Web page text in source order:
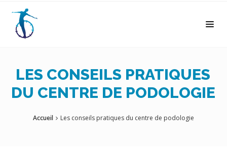
LES CONSEILS PRATIQUES
DU CENTRE DE PODOLOGIE
Accueil Les conseils pratiques du centre de podologie